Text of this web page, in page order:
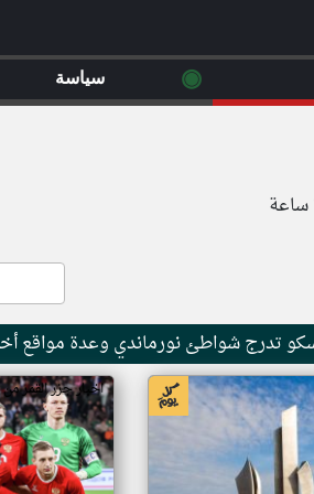
تدرج شواطئ نورماندي وعدة مواقع
اخبار جزر القمر
◉ سياسة